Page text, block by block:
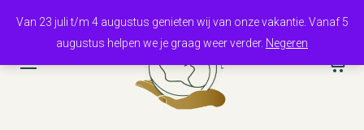
Van 23 juli t/m 4 augustus genieten wij van onze vakantie. Vanaf 5
augustus helpen we je graag weer verder. Negeren